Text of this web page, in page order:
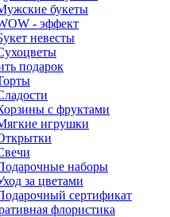
букеты
- эффект
невесты
подарок
с фруктами
игрушки
наборы
за цветами
сертификат
флористика